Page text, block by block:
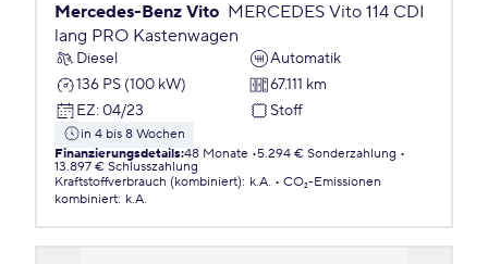
Mercedes-Benz Vito MERCEDES Vito 114 CDI
lang PRO Kastenwagen
Diesel
Automatik
136 PS (100 kW)
67.111 km
EZ: 04/23 Stoff
in 4 bis 8 Wochen
Finanzierungsdetails:48 Monate 5.294 € Sonderzahlung
13.897 € Schlusszahlung
Kraftstoffverbrauch (kombiniert): k.A.
CO₂-Emissionen
kombiniert: k.A.